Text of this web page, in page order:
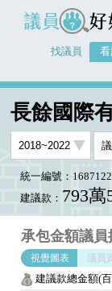
議員好好看
找議員
長餘國際
統一編號：
建議款： 793萬
承包金額議員
視覺圖表 議員
建議款總金額(